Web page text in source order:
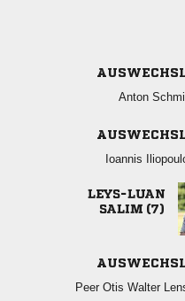



 
  